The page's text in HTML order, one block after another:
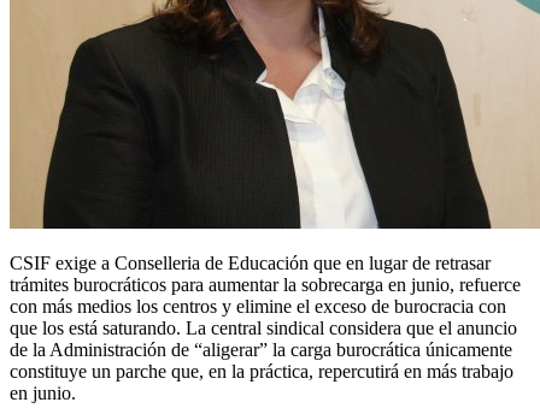
CSIF exige a Conselleria de Educación que en lugar de retrasar
trámites burocráticos para aumentar la sobrecarga en junio, refuerce
con más medios los centros y elimine el exceso de burocracia con
que los está saturando. La central sindical considera que el anuncio
de la Administración de “aligerar” la carga burocrática únicamente
constituye un parche que, en la práctica, repercutirá en más trabajo
en junio.